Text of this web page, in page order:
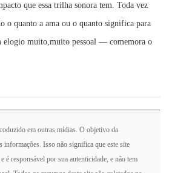
que essa trilha sonora tem. Toda vez
o quanto a ama ou o quanto significa para
elogio muito,muito pessoal — comemora o
em outras mídias. O objetivo da
informações. Isso não significa que este site
é responsável por sua autenticidade, e não tem